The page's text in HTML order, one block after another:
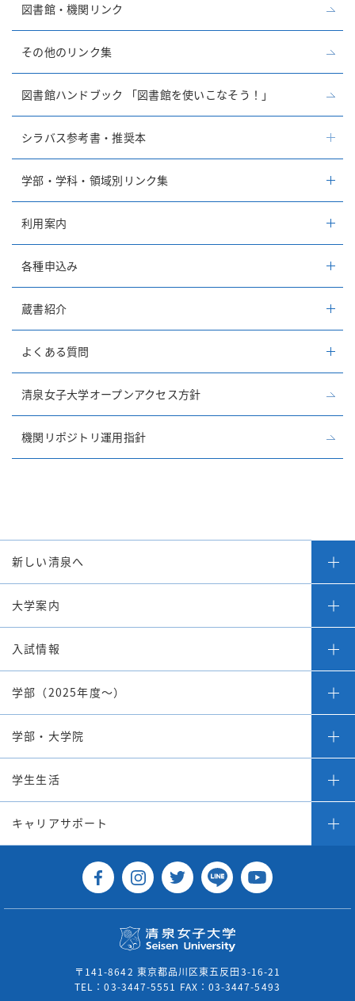
図書館・機関リンク
その他のリンク集
図書館ハンドブック 「図書館を使いこなそう！」
シラバス参考書・推奨本
学部・学科・領域別リンク集
利用案内
各種申込み
蔵書紹介
よくある質問
清泉女子大学オープンアクセス方針
機関リポジトリ運用指針
新しい清泉へ
大学案内
入試情報
学部（2025年度～）
学部・大学院
学生生活
キャリアサポート
〒141-8642 東京都品川区東五反田3-16-21
TEL：03-3447-5551 FAX：03-3447-5493